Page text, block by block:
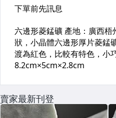
賣家最新刊登